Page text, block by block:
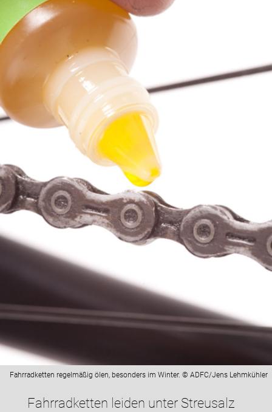
Fahrradketten regelmäßig ölen, besonders im Winter. © ADFC/Jens Lehmkühler
Fahrradketten leiden unter Streusalz